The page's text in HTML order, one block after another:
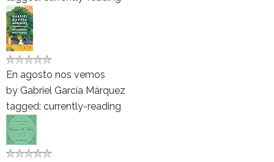
En agosto nos vemos
by Gabriel García Márquez
tagged: currently-reading